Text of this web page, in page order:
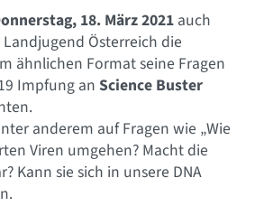
18. März 2021 auch
Österreich die
ähnlichen Format seine Fragen
Impfung an Science Buster
anderem auf Fragen wie „Wie
Viren umgehen? Macht die
Kann sie sich in unsere DNA